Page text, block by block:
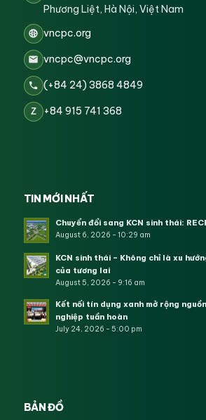
Phương Liệt, Hà Nội, Việt Nam
vncpc.org
vncpc@vncpc.org
(+84 24) 3868 4849
Z +84 915 741 368
TIN MỚI NHẤT
Chuyển đổi sang KCN sinh thái:
August 6, 2026 - 10:29 am
KCN sinh thái – Không chỉ là xu
của tương lai
August 5, 2026 - 9:16 am
Kết nối tín dụng xanh mở rộng
nghiệp tuần hoàn
July 24, 2026 - 5:00 pm
BẢN ĐỒ